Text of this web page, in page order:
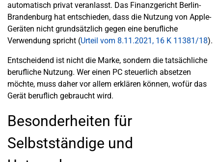
automatisch privat veranlasst. Das Finanzgericht Berlin-
Brandenburg hat entschieden, dass die Nutzung von Apple-
Geräten nicht grundsätzlich gegen eine berufliche
Verwendung spricht (Urteil vom 8.11.2021, 16 K 11381/18).
Entscheidend ist nicht die Marke, sondern die tatsächliche
berufliche Nutzung. Wer einen PC steuerlich absetzen
möchte, muss daher vor allem erklären können, wofür das
Gerät beruflich gebraucht wird.
Besonderheiten für
Selbstständige und